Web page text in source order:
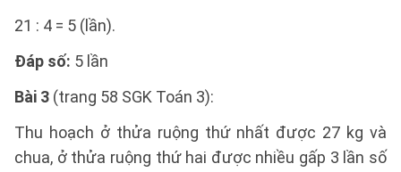
21 : 4 = 5 (lần).
Đáp số: 5 lần
Bài 3 (trang 58 SGK Toán 3):
Thu hoạch ở thửa ruộng thứ nhất được 27 kg và
chua, ở thửa ruộng thứ hai được nhiều gấp 3 lần số